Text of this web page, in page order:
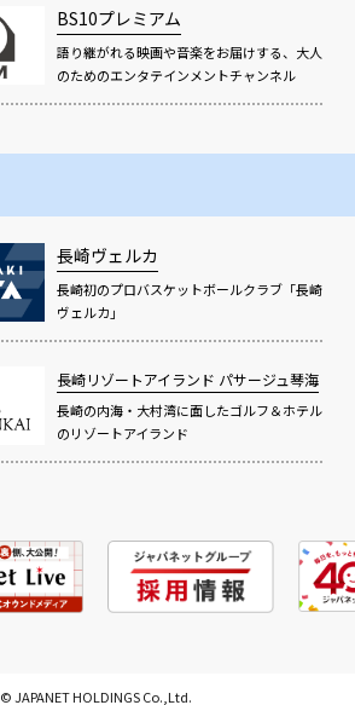
BS10プレミアム
語り継がれる映画や音楽をお届けする、大人
のためのエンタテインメントチャンネル
長崎ヴェルカ
長崎初のプロバスケットボールクラブ「長崎
ヴェルカ」
長崎リゾートアイランド パサージュ琴海
長崎の内海・大村湾に面したゴルフ＆ホテル
のリゾートアイランド
© JAPANET HOLDINGS Co.,Ltd.